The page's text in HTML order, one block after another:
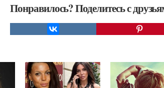
Понравилось? Поделитесь с